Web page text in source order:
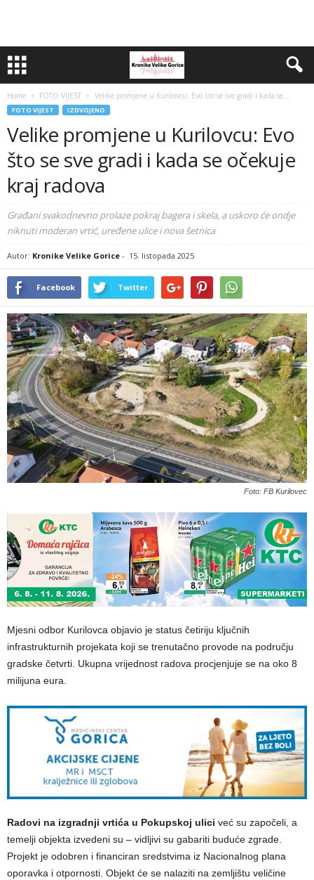
Home FOTO VIJEST Velike promjene u Kurilovcu: Evo što se sve gradi i kada se...
FOTO VIJEST IZDVOJENO
Velike promjene u Kurilovcu: Evo
što se sve gradi i kada se očekuje
kraj radova
Građani svakodnevno prolaze pokraj bagera i skela, a uskoro će ondje
niknuti moderan vrtić, uređene ulice i nova šetnica
Autor: Kronike Velike Gorice - 15. listopada 2025
Facebook Twitter
Foto: FB Kurilovec
Mjesni odbor Kurilovca objavio je status četiriju ključnih
infrastrukturnih projekata koji se trenutačno provode na području
gradske četvrti. Ukupna vrijednost radova procjenjuje se na oko 8
milijuna eura.
Radovi na izgradnji vrtića u Pokupskoj ulici već su započeli, a
temelji objekta izvedeni su – vidljivi su gabariti buduće zgrade.
Projekt je odobren i financiran sredstvima iz Nacionalnog plana
oporavka i otpornosti. Objekt će se nalaziti na zemljištu veličine